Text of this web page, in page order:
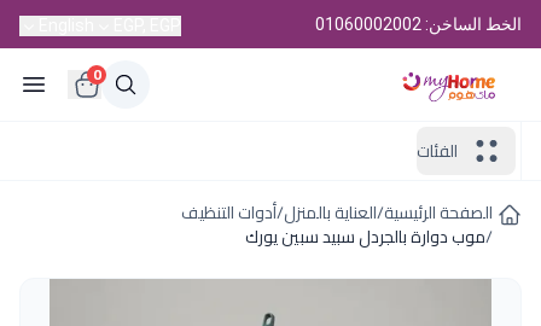
الخط الساخن: 01060002002
0
الفئات
الصفحة الرئيسية/العناية بالمنزل/أدوات التنظيف
/موب دوارة بالجردل سبيد سبين يورك